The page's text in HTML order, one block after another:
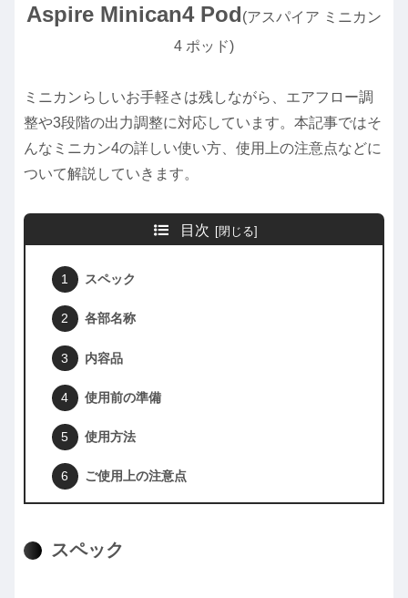
Aspire Minican4 Pod(アスパイア ミニカン
4 ポッド)
ミニカンらしいお手軽さは残しながら、エアフロー調
整や3段階の出力調整に対応しています。本記事ではそ
んなミニカン4の詳しい使い方、使用上の注意点などに
ついて解説していきます。
目次
スペック
各部名称
内容品
使用前の準備
使用方法
ご使用上の注意点
スペック